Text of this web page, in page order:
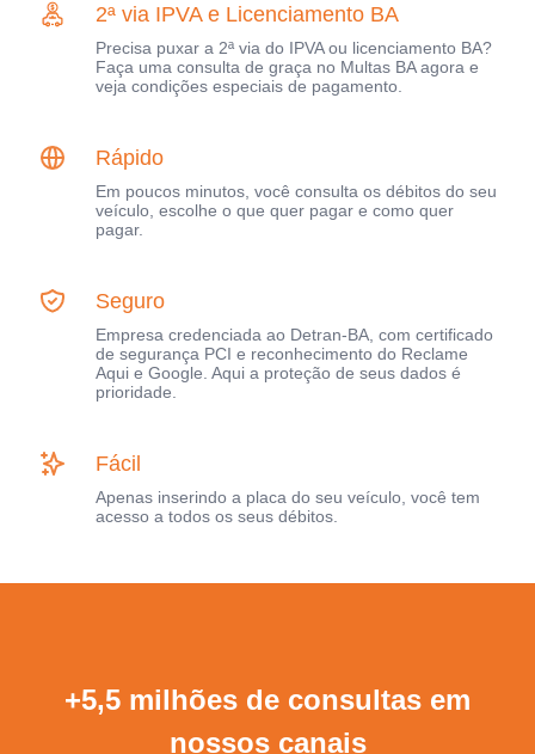
2ª via IPVA e Licenciamento BA
Precisa puxar a 2ª via do IPVA ou licenciamento BA?
Faça uma consulta de graça no Multas BA agora e
veja condições especiais de pagamento.
Rápido
Em poucos minutos, você consulta os débitos do seu
veículo, escolhe o que quer pagar e como quer
pagar.
Seguro
Empresa credenciada ao Detran-BA, com certificado
de segurança PCI e reconhecimento do Reclame
Aqui e Google. Aqui a proteção de seus dados é
prioridade.
Fácil
Apenas inserindo a placa do seu veículo, você tem
acesso a todos os seus débitos.
+5,5 milhões de consultas em
nossos canais